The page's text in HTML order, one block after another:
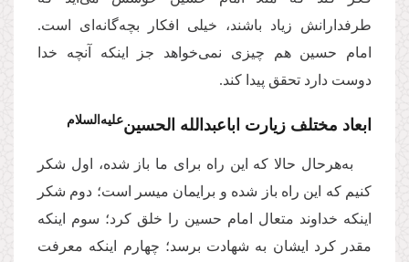
طرفدارانش زیاد باشند، خیلی افکار بچه‌گانه‌ای است.
امام حسین هم چیزی نمی‌خواهد جز اینکه آنچه خدا
دوست دارد تحقق پیدا کند.
ابعاد مختلف زیارت اباعبدالله الحسین‌علیه‌‌السلام
به‌هرحال حالا که این راه برای ما باز شده، اول شکر
کنیم که این راه باز شده و برایمان میسر است؛ دوم شکر
اینکه خداوند متعال امام حسین را خلق کرد؛ سوم اینکه
مقدر کرد ایشان به شهادت برسد؛ چهارم اینکه معرفت